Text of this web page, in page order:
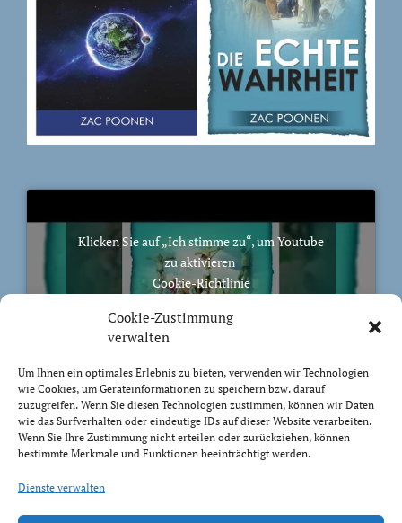
Cookie-Zustimmung
verwalten
Um Ihnen ein optimales Erlebnis zu bieten, verwenden wir Technologien
wie Cookies, um Geräteinformationen zu speichern bzw. darauf
zuzugreifen. Wenn Sie diesen Technologien zustimmen, können wir Daten
wie das Surfverhalten oder eindeutige IDs auf dieser Website verarbeiten.
Wenn Sie Ihre Zustimmung nicht erteilen oder zurückziehen, können
bestimmte Merkmale und Funktionen beeinträchtigt werden.
Dienste verwalten
Klicken Sie auf „Ich stimme zu“, um Youtube
zu aktivieren
Cookie-Richtlinie
Ich stimme zu
BIBELVERS DES TAGES
und lasst euch nicht wieder das Joch der Knechtschaft
auflegen!